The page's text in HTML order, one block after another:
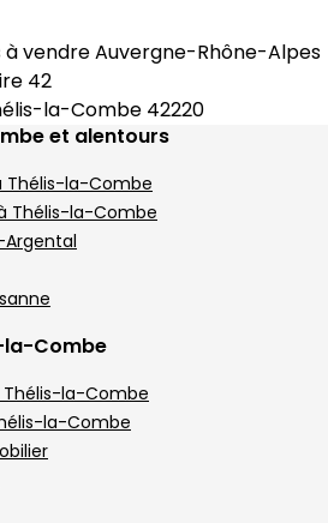
m²
5 m²
Thélis-la-Combe
à vendre Auvergne-Rhône-Alpes
42
la-Combe 42220
et alentours
Thélis-la-Combe
Thélis-la-Combe
Argental
la-Combe
la-Combe
la-Combe